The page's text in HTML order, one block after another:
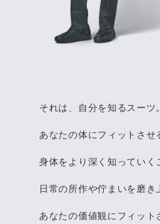
それは、自分を知るスーツ。
あなたの体にフィットさ
身体をより深く知っていく
日常の所作や佇まいを磨き
あなたの価値観にフィット